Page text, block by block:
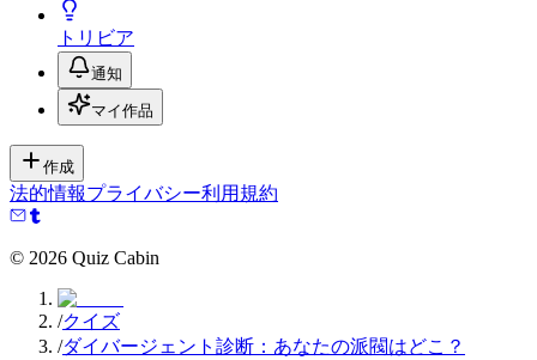
トリビア
通知
マイ作品
作成
法的情報プライバシー利用規約
© 2026 Quiz Cabin
/クイズ
/ダイバージェント診断：あなたの派閥はどこ？